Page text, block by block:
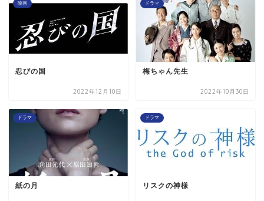
映画
忍びの国
2022年12月10日
ドラマ
梅ちゃん先生
2022年10月30日
ドラマ
紙の月
ドラマ
リスクの神様